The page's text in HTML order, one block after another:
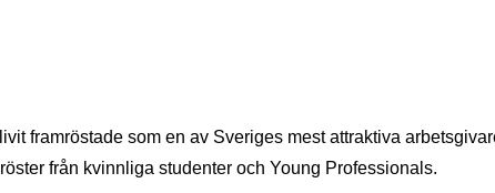
framröstade som en av Sveriges mest attraktiva
från kvinnliga studenter och Young Professionals.